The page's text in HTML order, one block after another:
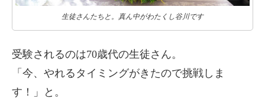
生徒さんたちと。真ん中がわたくし谷川です
受験されるのは70歳代の生徒さん。
「今、やれるタイミングがきたので挑戦しま
す！」と。